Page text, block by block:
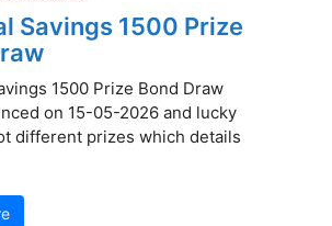
Savings 1500 Prize
1500 Prize Bond Draw
on 15-05-2026 and lucky
different prizes which details